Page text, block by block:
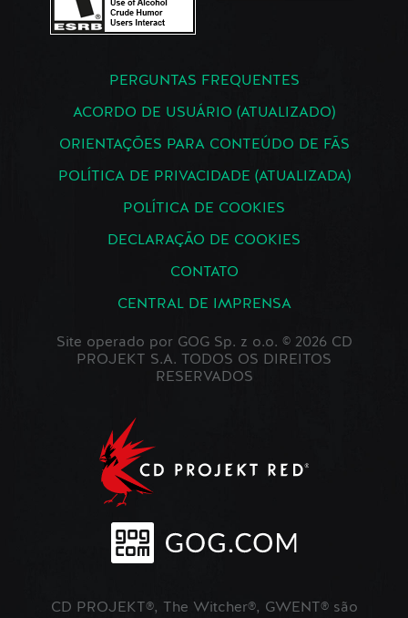
PERGUNTAS FREQUENTES
ACORDO DE USUÁRIO (ATUALIZADO)
ORIENTAÇÕES PARA CONTEÚDO DE FÃS
POLÍTICA DE PRIVACIDADE (ATUALIZADA)
POLÍTICA DE COOKIES
DECLARAÇÃO DE COOKIES
CONTATO
CENTRAL DE IMPRENSA
Site operado por GOG Sp. z o.o. © 2026 CD
PROJEKT S.A. TODOS OS DIREITOS
RESERVADOS
CD PROJEKT®, The Witcher®, GWENT® são